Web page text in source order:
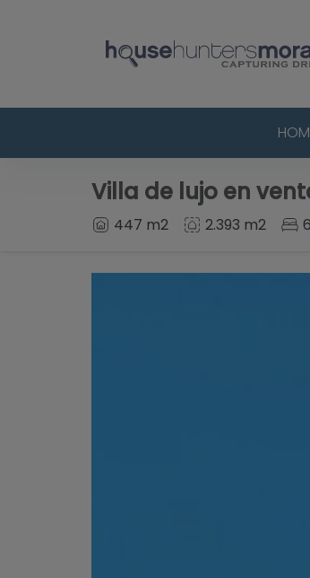
Villa de lujo en
447 m2 2.393 m2 6